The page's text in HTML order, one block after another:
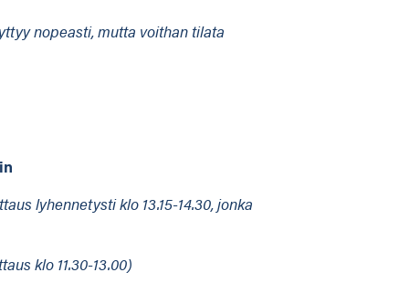
nopeasti, mutta voithan tilata
lyhennetysti klo 13.15-14.30, jonka
klo 11.30-13.00)